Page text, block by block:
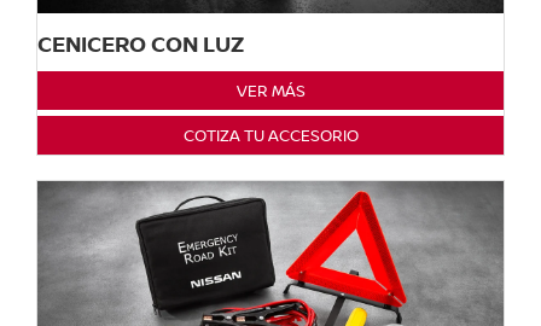
CENICERO CON LUZ
VER MÁS
COTIZA TU ACCESORIO